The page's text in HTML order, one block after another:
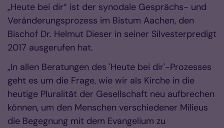
„Heute bei dir“ ist der synodale Gesprächs- und
Veränderungsprozess im Bistum Aachen, den
Bischof Dr. Helmut Dieser in seiner Silvesterpredigt
2017 ausgerufen hat.
„In allen Beratungen des 'Heute bei dir'-Prozesses
geht es um die Frage, wie wir als Kirche in die
heutige Pluralität der Gesellschaft neu aufbrechen
können, um den Menschen verschiedener Milieus
die Begegnung mit dem Evangelium zu